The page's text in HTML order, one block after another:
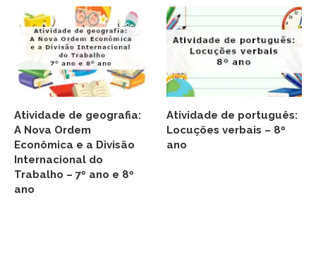
Atividade de geografia:
A Nova Ordem
Econômica e a Divisão
Internacional do
Trabalho – 7º ano e 8º
ano
Atividade de português:
Locuções verbais – 8º
ano